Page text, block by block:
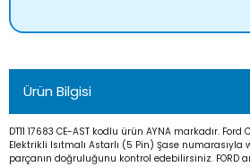
Ürün Bilgisi
DT11 17683 CE-AST kodlu ürün AYNA markadır. Ford
Elektrikli Isıtmalı Astarlı (5 Pin) Şase
parçanın doğruluğunu kontrol edebilirsiniz. FORD